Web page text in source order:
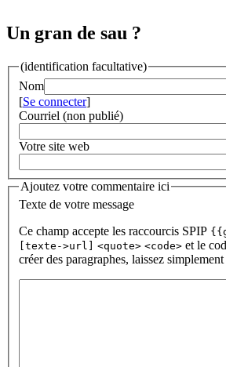
Un gran de sau ?
(identification facultative)
Nom
[Se connecter]
Courriel (non publié)
Votre site web
Ajoutez votre commentaire ici
Texte de votre message
Ce champ accepte les raccourcis SPIP
[texte->url]
<quote> <code> et le
créer des paragraphes, laissez